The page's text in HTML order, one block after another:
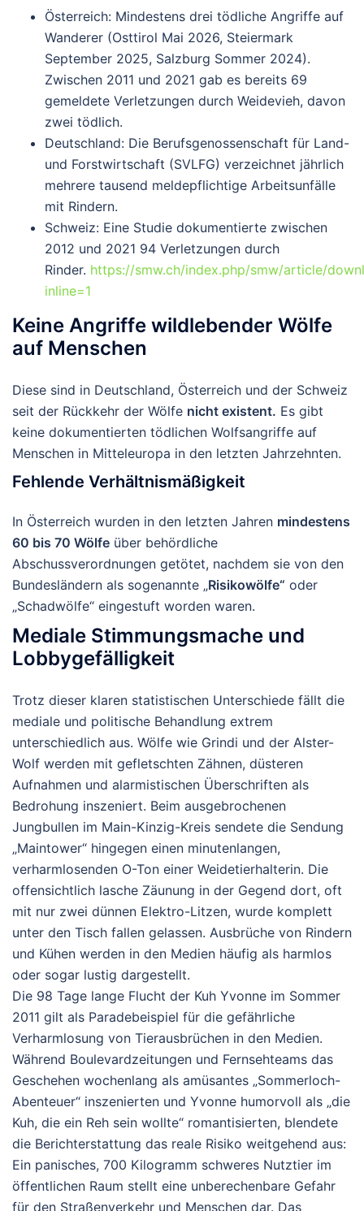
Österreich: Mindestens drei tödliche Angriffe auf
Wanderer (Osttirol Mai 2026, Steiermark
September 2025, Salzburg Sommer 2024).
Zwischen 2011 und 2021 gab es bereits 69
gemeldete Verletzungen durch Weidevieh, davon
zwei tödlich.
Deutschland: Die Berufsgenossenschaft für Land-
und Forstwirtschaft (SVLFG) verzeichnet jährlich
mehrere tausend meldepflichtige Arbeitsunfälle
mit Rindern.
Schweiz: Eine Studie dokumentierte zwischen
2012 und 2021 94 Verletzungen durch
Rinder. https://smw.ch/index.php/smw/article/
inline=1
Keine Angriffe wildlebender Wölfe
auf Menschen
Diese sind in Deutschland, Österreich und der Schweiz
seit der Rückkehr der Wölfe nicht existent. Es gibt
keine dokumentierten tödlichen Wolfsangriffe auf
Menschen in Mitteleuropa in den letzten Jahrzehnten.
Fehlende Verhältnismäßigkeit
In Österreich wurden in den letzten Jahren mindestens
60 bis 70 Wölfe über behördliche
Abschussverordnungen getötet, nachdem sie von den
Bundesländern als sogenannte „Risikowölfe“ oder
„Schadwölfe“ eingestuft worden waren.
Mediale Stimmungsmache und
Lobbygefälligkeit
Trotz dieser klaren statistischen Unterschiede fällt die
mediale und politische Behandlung extrem
unterschiedlich aus. Wölfe wie Grindi und der Alster-
Wolf werden mit gefletschten Zähnen, düsteren
Aufnahmen und alarmistischen Überschriften als
Bedrohung inszeniert. Beim ausgebrochenen
Jungbullen im Main-Kinzig-Kreis sendete die Sendung
„Maintower“ hingegen einen minutenlangen,
verharmlosenden O-Ton einer Weidetierhalterin. Die
offensichtlich lasche Zäunung in der Gegend dort, oft
mit nur zwei dünnen Elektro-Litzen, wurde komplett
unter den Tisch fallen gelassen. Ausbrüche von Rindern
und Kühen werden in den Medien häufig als harmlos
oder sogar lustig dargestellt.
Die 98 Tage lange Flucht der Kuh Yvonne im Sommer
2011 gilt als Paradebeispiel für die gefährliche
Verharmlosung von Tierausbrüchen in den Medien.
Während Boulevardzeitungen und Fernsehteams das
Geschehen wochenlang als amüsantes „Sommerloch-
Abenteuer“ inszenierten und Yvonne humorvoll als „die
Kuh, die ein Reh sein wollte“ romantisierten, blendete
die Berichterstattung das reale Risiko weitgehend aus:
Ein panisches, 700 Kilogramm schweres Nutztier im
öffentlichen Raum stellt eine unberechenbare Gefahr
für den Straßenverkehr und Menschen dar. Das